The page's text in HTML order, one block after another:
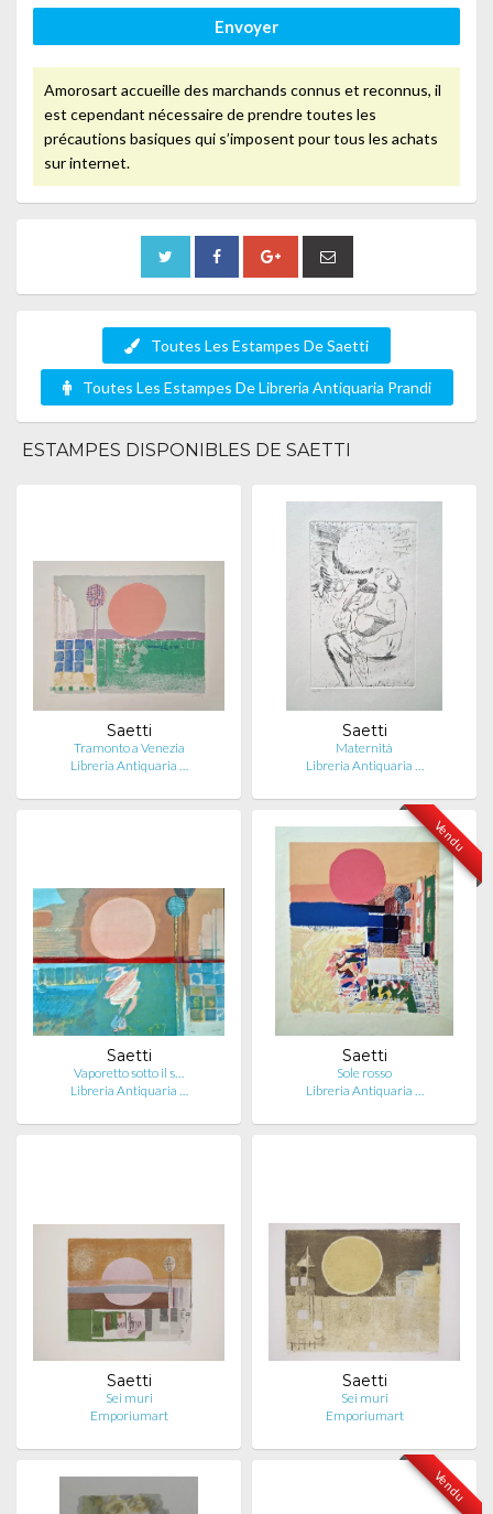
Envoyer
Amorosart accueille des marchands connus et reconnus, il
est cependant nécessaire de prendre toutes les
précautions basiques qui s’imposent pour tous les achats
sur internet.
Toutes Les Estampes De Saetti
Toutes Les Estampes De Libreria Antiquaria Prandi
ESTAMPES DISPONIBLES DE SAETTI
Saetti
Tramonto a Venezia
Libreria Antiquaria …
Saetti
Maternità
Libreria Antiquaria …
Saetti
Vaporetto sotto il s…
Libreria Antiquaria …
Vendu
Saetti
Sole rosso
Libreria Antiquaria …
Saetti
Sei muri
Emporiumart
Saetti
Sei muri
Emporiumart
Vendu